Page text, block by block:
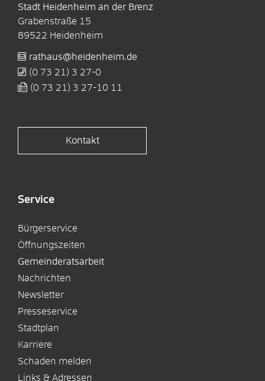
Stadt Heidenheim an der Brenz
Grabenstraße 15
89522 Heidenheim
rathaus@heidenheim.de
(0 73 21) 3 27-0
(0 73 21) 3 27-10 11
Kontakt
Service
Bürgerservice
Öffnungszeiten
Gemeinderatsarbeit
Nachrichten
Newsletter
Presseservice
Stadtplan
Karriere
Schaden melden
Links & Adressen